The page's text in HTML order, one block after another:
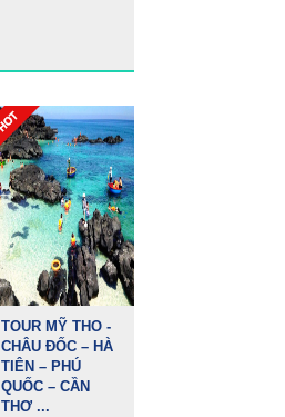
TOUR MỸ THO -
CHÂU ĐỐC – HÀ
TIÊN – PHÚ
QUỐC – CẦN
THƠ ...